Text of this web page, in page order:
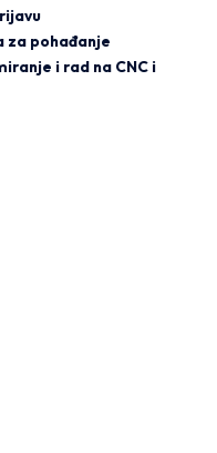
za pohađanje
i rad na CNC i